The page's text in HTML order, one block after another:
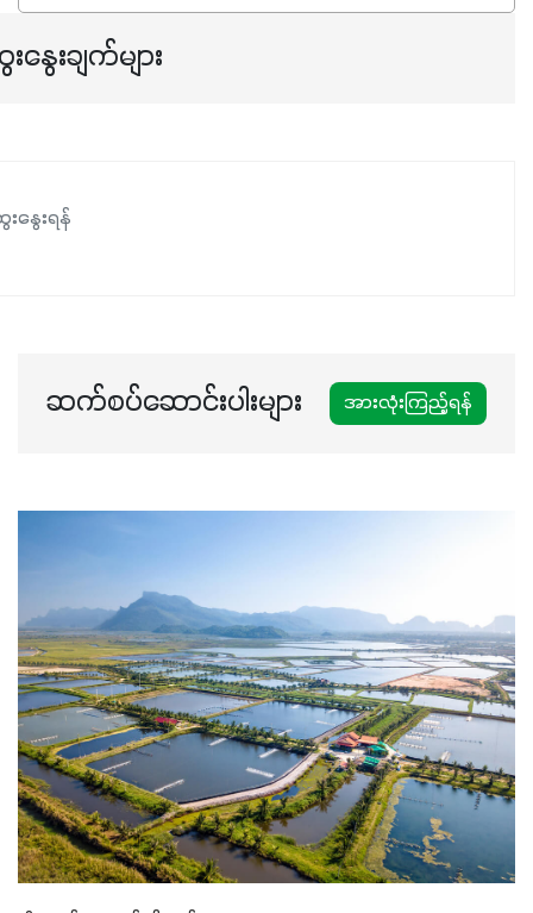
အရသာ ပိုမိုကောင်းမွန်စေဖို့အတွက် လိုအပ်တဲ့အာဟာရဓာတ်
ဖြစ်ပါတယ်။ ဟူးမစ်အက်စစ်ပါဝင်ပေါင်းစပ်ထားတဲ့အတွက်
နှံစားသီးနှံများ၊ပဲအမျိုးမျိုး၊ဟင်းသီးဟင်းရွက်နဲ့ ဥယျာဉ်ခြံသီးနှံ
အားလုံးမှာ အသုံးပြုနိုင်တယ်ဆိုတော့ တစ်မျိုးတည်းနဲ့ အားလုံး
နွေးချက်များ
နွေးရန်
ဆက်စပ်ဆောင်းပါးများ အားလုံးကြည့်ရန်